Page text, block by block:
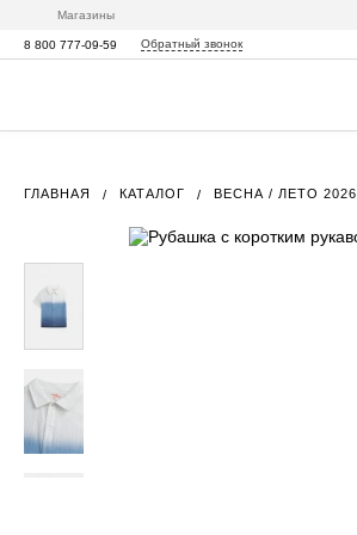
Магазины
8 800 777-09-59 Обратный звонок
ГЛАВНАЯ КАТАЛОГ ВЕСНА / ЛЕТО 2026